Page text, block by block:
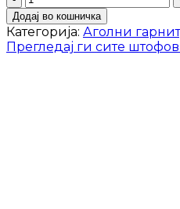
гарнитура
Soro
количина
Додај во кошничка
Категорија: Аголни
Прегледај ги сите